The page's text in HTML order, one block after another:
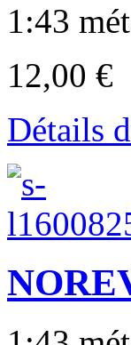
1:43
12,00 €
Détails